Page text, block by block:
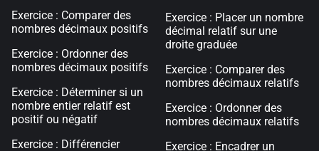
Exercice : Comparer des
nombres décimaux positifs
Exercice : Ordonner des
nombres décimaux positifs
Exercice : Déterminer si un
nombre entier relatif est
positif ou négatif
Exercice : Différencier
Exercice : Placer un nombre
décimal relatif sur une
droite graduée
Exercice : Comparer des
nombres décimaux relatifs
Exercice : Ordonner des
nombres décimaux relatifs
Exercice : Encadrer un